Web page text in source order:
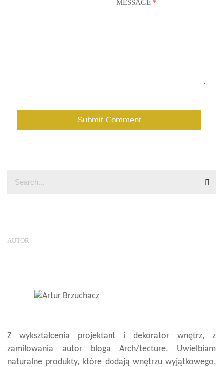
MESSAGE *
AUTOR
Z wykształcenia projektant i dekorator wnętrz, z
zamiłowania autor bloga Arch/tecture. Uwielbiam
naturalne produkty, które dodają wnętrzu wyjątkowego,